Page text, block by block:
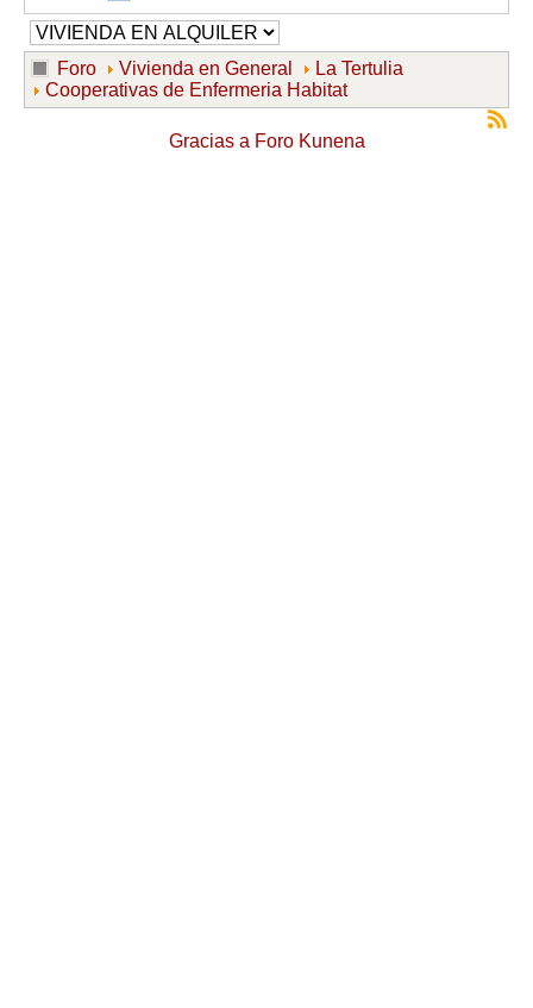
Foro Vivienda en General
La Tertulia
Cooperativas de Enfermeria Habitat
Gracias a Foro Kunena